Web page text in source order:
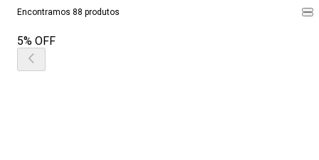
Encontramos 88 produtos
5% OFF